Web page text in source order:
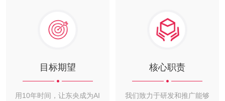
目标期望
用10年时间，让东央成为AI
核心职责
我们致力于研发和推广能够